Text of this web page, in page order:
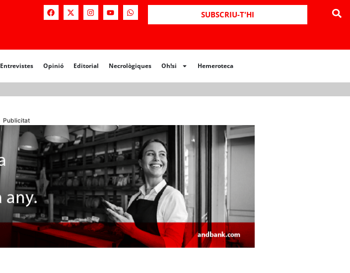
SUBSCRIU-T'HI
Entrevistes Opinió Editorial Necrològiques Oh!si Hemeroteca
Opinió Editorial Necrològiques Hemeroteca
Publicitat